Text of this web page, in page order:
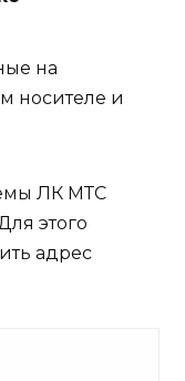
на
носителе и
ЛК МТС
этого
адрес